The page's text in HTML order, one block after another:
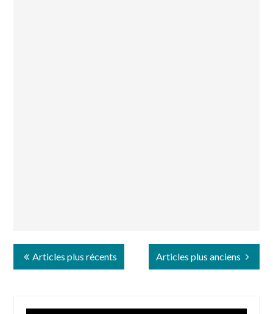
Articles plus récents Articles plus anciens